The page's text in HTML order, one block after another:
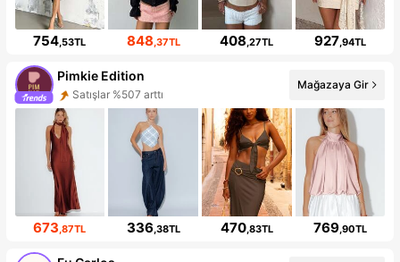
754,53TL 848,37TL 408,27TL 927,94TL
Pimkie Edition
Satışlar %507 arttı
Mağazaya Gir
673,87TL 336,38TL 470,83TL 769,90TL